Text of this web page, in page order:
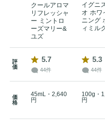
クールアロマ
リフレッシャ
ー ミントロ
ーズマリー&
ユズ
イグニ
オ ホワ
ニング
ィミル
評
価
5.7
44件
5.3
44件
価
格
45mL・2,640
円
100g・
円